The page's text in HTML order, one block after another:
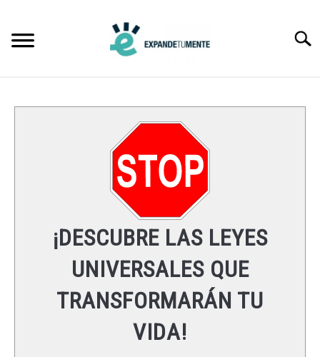
content
LEYES UNIVERSALES
RECURSOS
¡DESCUBRE LAS LEYES
UNIVERSALES QUE
TRANSFORMARÁN TU
VIDA!